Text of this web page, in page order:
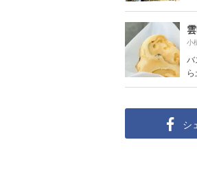
小
シ